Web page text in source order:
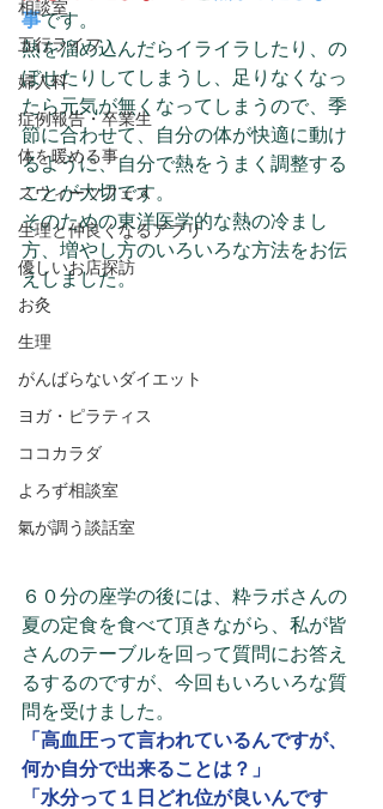
相談室
五行ライフ
婦人科
症例報告・卒業生
体を暖める事
スウィーツフェス
生理と仲良くなるアプリ
優しいお店探訪
お灸
生理
がんばらないダイエット
ヨガ・ピラティス
ココカラダ
よろず相談室
氣が調う談話室
事です。
熱を溜め込んだらイライラしたり、の
ぼせたりしてしまうし、足りなくなっ
たら元気が無くなってしまうので、季
節に合わせて、自分の体が快適に動け
るように、自分で熱をうまく調整する
ことが大切です。
そのための東洋医学的な熱の冷まし
方、増やし方のいろいろな方法をお伝
えしました。
６０分の座学の後には、粋ラボさんの
夏の定食を食べて頂きながら、私が皆
さんのテーブルを回って質問にお答え
るするのですが、今回もいろいろな質
問を受けました。
「高血圧って言われているんですが、
何か自分で出来ることは？」
「水分って１日どれ位が良いんです